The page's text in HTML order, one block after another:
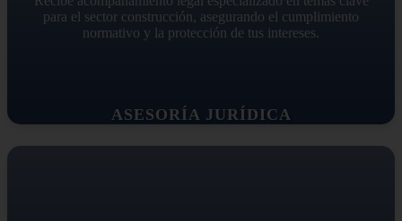
ASESORÍA JURÍDICA
para el sector construcción, asegurando el cumplimiento
normativo y la protección de tus intereses.